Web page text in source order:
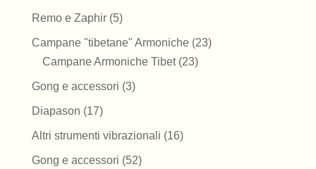
prodotto
Remo e Zaphir 55
prodotti
Campane "tibetane" Armoniche 2323
Campane Armoniche Tibet 2323
Gong e accessori 33
Diapason 1717
prodotti
Altri strumenti vibrazionali 1616
Gong e accessori 5252